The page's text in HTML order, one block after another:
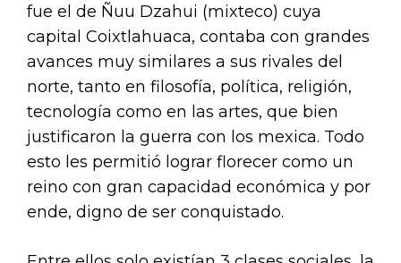
fue el de Ñuu Dzahui (mixteco) cuya
capital Coixtlahuaca, contaba con grandes
avances muy similares a sus rivales del
norte, tanto en filosofía, política, religión,
tecnología como en las artes, que bien
justificaron la guerra con los mexica. Todo
esto les permitió lograr florecer como un
reino con gran capacidad económica y por
ende, digno de ser conquistado.